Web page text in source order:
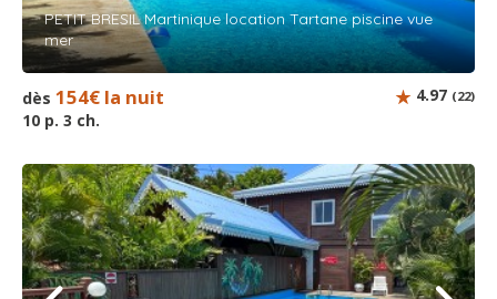
PETIT BRESIL Martinique location Tartane piscine vue
mer
dès 154€ la nuit
10 p. 3 ch.
4.97 (22)